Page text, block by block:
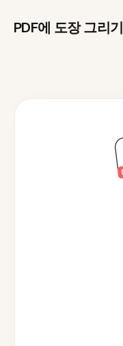
PDF에 도장 그리기